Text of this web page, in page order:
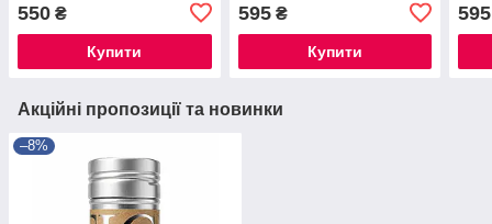
550 ₴
Купити
595₴
Купити
595
Акційні пропозиції та новинки
–8%